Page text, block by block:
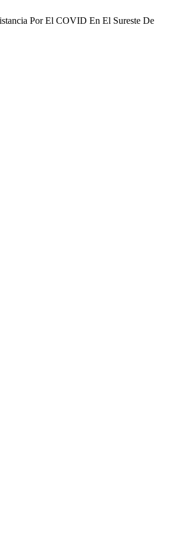
Por El COVID En El Sureste De